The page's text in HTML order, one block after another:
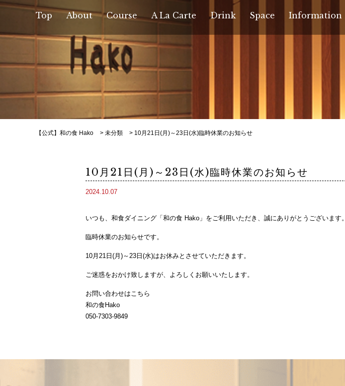
Top About Course A La Carte Drink Space Information
【公式】和の食 Hako > 未分類 > 10月21日(月)～23日(水)臨時休業のお知らせ
10月21日(月)～23日(水)臨時休業のお知らせ
2024.10.07
いつも、和食ダイニング「和の食 Hako」をご利用いただき、誠にありがとうございます。
臨時休業のお知らせです。
10月21日(月)～23日(水)はお休みとさせていただきます。
ご迷惑をおかけ致しますが、よろしくお願いいたします。
お問い合わせはこちら
和の食Hako
050-7303-9849